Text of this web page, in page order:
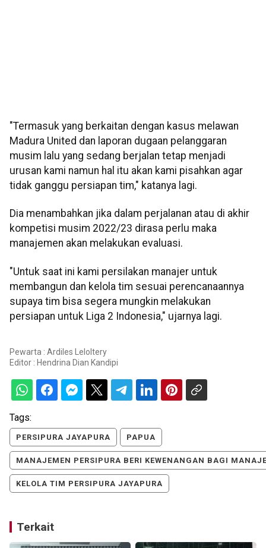
"Termasuk yang berkaitan dengan kasus melawan
Madura United dan laporan dugaan pelanggaran
musim lalu yang sedang berjalan tetap menjadi
urusan kami namun hal itu akan kami pisahkan agar
tidak ganggu persiapan tim," katanya lagi.
Dia menambahkan jika dalam perjalanan atau di akhir
kompetisi musim 2022/23 dirasa perlu maka
manajemen akan melakukan evaluasi.
"Untuk saat ini kami persilakan manajer untuk
membangun dan kelola tim sesuai perencanaannya
supaya tim bisa segera mungkin melakukan
persiapan untuk Liga 2 Indonesia," ujarnya lagi.
Pewarta : Ardiles Leloltery
Editor : Hendrina Dian Kandipi
Tags:
PERSIPURA JAYAPURA PAPUA
MANAJEMEN PERSIPURA BERI KEWENANGAN BAGI
KELOLA TIM PERSIPURA JAYAPURA
Terkait